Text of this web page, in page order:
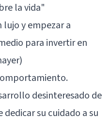
la vida"
lujo y empezar a
para invertir en
desinteresado de
su cuidado a su